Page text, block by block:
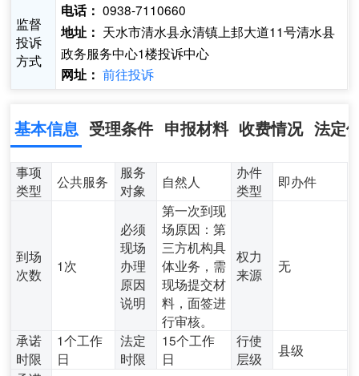
监督
投诉
方式
电话： 0938-7110660
地址： 天水市清水县永清镇上邽大道11号清水县
政务服务中心1楼投诉中心
网址： 前往投诉
基本信息 受理条件 申报材料 收费情况 法定
事项
类型
公共服务
服务
对象
自然人
办件
类型
即办件
到场
次数
1次
必须
现场
办理
原因
说明
第一次到现
场原因：第
三方机构具
体业务，需
现场提交材
料，面签进
行审核。
权力
来源
无
承诺
时限
1个工作
日
法定
时限
15个工作
日
行使
层级
县级